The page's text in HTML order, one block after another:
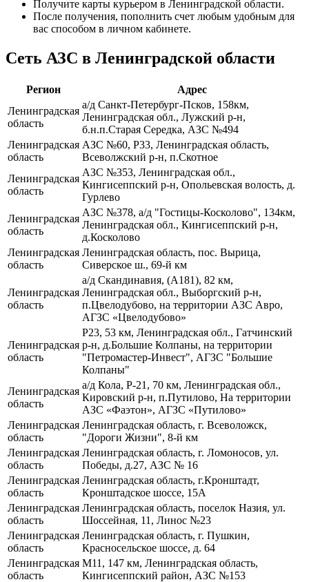
Получите карты курьером в Ленинградской области.
После получения, пополнить счет любым удобным для
вас способом в личном кабинете.
Сеть АЗС в Ленинградской области
Регион
Адрес
Ленинградская
область
а/д Санкт-Петербург-Псков, 158км,
Ленинградская обл., Лужский р-н,
б.н.п.Старая Середка, АЗС №494
Ленинградская
область
АЗС №60, Р33, Ленинградская область,
Всеволжский р-н, п.Скотное
Ленинградская
область
АЗС №353, Ленинградская обл.,
Кингисеппский р-н, Опольевская волость, д.
Гурлево
Ленинградская
область
АЗС №378, а/д "Гостицы-Косколово", 134км,
Ленинградская обл., Кингисеппский р-н,
д.Косколово
Ленинградская
область
Ленинградская область, пос. Вырица,
Сиверское ш., 69-й км
Ленинградская
область
а/д Скандинавия, (А181), 82 км,
Ленинградская обл., Выборгский р-н,
п.Цвелодубово, на территории АЗС Авро,
АГЗС «Цвелодубово»
Ленинградская
область
Р23, 53 км, Ленинградская обл., Гатчинский
р-н, д.Большие Колпаны, на территории
"Петромастер-Инвест", АГЗС "Большие
Колпаны"
Ленинградская
область
а/д Кола, Р-21, 70 км, Ленинградская обл.,
Кировский р-н, п.Путилово, На территории
АЗС «Фаэтон», АГЗС «Путилово»
Ленинградская
область
Ленинградская область, г. Всеволожск,
"Дороги Жизни", 8-й км
Ленинградская
область
Ленинградская область, г. Ломоносов, ул.
Победы, д.27, АЗС № 16
Ленинградская
область
Ленинградская область, г.Кронштадт,
Кронштадское шоссе, 15А
Ленинградская
область
Ленинградская область, поселок Назия, ул.
Шоссейная, 11, Линос №23
Ленинградская
область
Ленинградская область, г. Пушкин,
Красносельское шоссе, д. 64
Ленинградская
область
М11, 147 км, Ленинградская область,
Кингисеппский район, АЗС №153